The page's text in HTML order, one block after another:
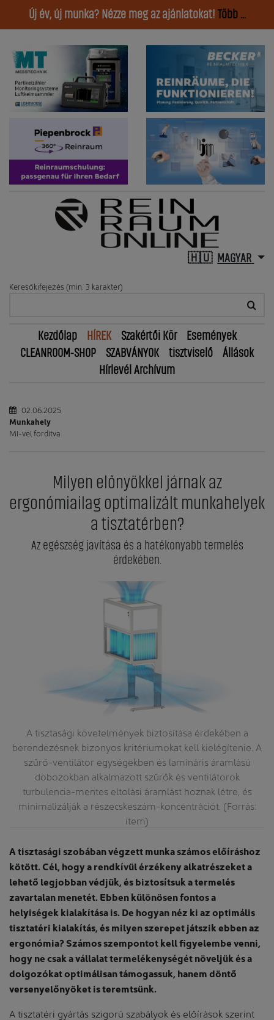
Új év, új munka? Nézze meg az ajánlatokat! Több ...
MAGYAR
Keresőkifejezés (min. 3 karakter)
Kezdőlap HÍREK Szakértői Kör
Események
CLEANROOM-SHOP
SZABVÁNYOK tisztviselő
Állások
Hírlevél Archívum
02.06.2025
Munkahely
MI-vel fordítva
Milyen előnyökkel járnak az
ergonómiailag optimalizált munkahelyek
a tisztatérben?
Az egészség javítása és a hatékonyabb termelés
érdekében.
A tisztasági követelmények biztosítása érdekében a
berendezésnek bizonyos kritériumokat kell kielégítenie. A
szűrő-ventilátor egységekben és lamináris áramlású
dobozokban alkalmazott szűrők és ventilátorok
turbulencia-mentes eltolási áramlást hoznak létre, és
minimalizálják a részecskeszám-koncentrációt. (Forrás:
item)
A tisztasági szobában végzett munka számos előíráshoz
kötött. Cél, hogy a rendkívül érzékeny alkatrészeket a
lehető legjobban védjük, és biztosítsuk a termelés
zavartalan menetét. Ebben különösen fontos a
helyiségek kialakítása is. De hogyan néz ki az optimális
tisztatéri kialakítás, és milyen szerepet játszik ebben az
ergonómia? Számos szempontot kell figyelembe venni,
hogy ne csak a vállalat termelékenységét növeljük és a
dolgozókat optimálisan támogassuk, hanem döntő
versenyelőnyöket is teremtsünk.
A tisztatéri gyártás szigorú szabályok és előírások szerint